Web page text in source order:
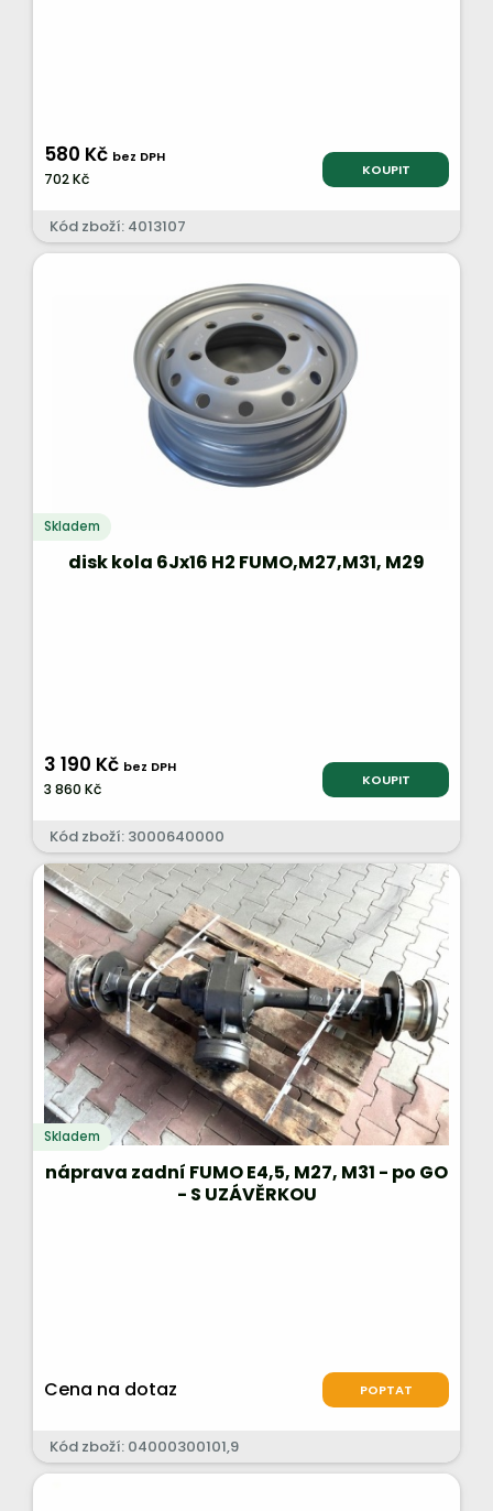
580 Kč bez DPH
702 Kč KOUPIT
Kód zboží: 4013107
Skladem
disk kola 6Jx16 H2 FUMO,M27,M31, M29
3 190 Kč bez DPH
3 860 Kč KOUPIT
Kód zboží: 3000640000
Skladem
náprava zadní FUMO E4,5, M27, M31 - po GO
- S UZÁVĚRKOU
Cena na dotaz POPTAT
Kód zboží: 04000300101,9